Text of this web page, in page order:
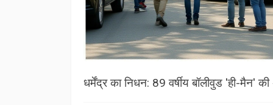
धर्मेंद्र का निधन: 89 वर्षीय बॉलीवुड 'ही-मैन'